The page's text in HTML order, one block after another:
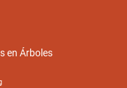
en Árboles